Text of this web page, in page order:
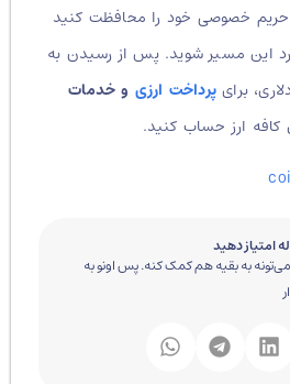
خصوصی خود را محافظت کنید
مسیر شوید. پس از رسیدن به
پرداخت ارزی و خدمات
ارز حساب کنید.
دهید
به بقیه هم کمک کنه. پس اونو به